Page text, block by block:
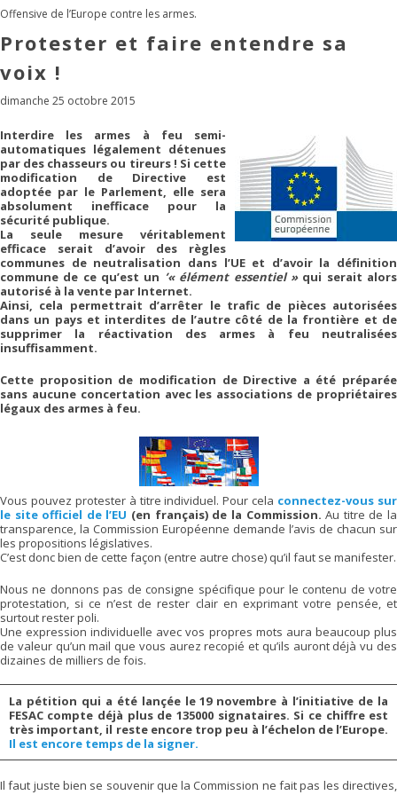
Offensive de l’Europe contre les armes.
Protester et faire entendre sa
voix !
dimanche 25 octobre 2015
Interdire les armes à feu semi-
automatiques légalement détenues
par des chasseurs ou tireurs ! Si cette
modification de Directive est
adoptée par le Parlement, elle sera
absolument inefficace pour la
sécurité publique.
La seule mesure véritablement
efficace serait d’avoir des règles
communes de neutralisation dans l’UE et d’avoir la définition
commune de ce qu’est un ’« élément essentiel »qui serait alors
autorisé à la vente par Internet.
Ainsi, cela permettrait d’arrêter le trafic de pièces autorisées
dans un pays et interdites de l’autre côté de la frontière et de
supprimer la réactivation des armes à feu neutralisées
insuffisamment.
Cette proposition de modification de Directive a été préparée
sans aucune concertation avec les associations de propriétaires
légaux des armes à feu.
Vous pouvez protester à titre individuel. Pour cela connectez-vous sur
le site officiel de l’EU (en français) de la Commission. Au titre de la
transparence, la Commission Européenne demande l’avis de chacun sur
les propositions législatives.
C’est donc bien de cette façon (entre autre chose) qu’il faut se manifester.
Nous ne donnons pas de consigne spécifique pour le contenu de votre
protestation, si ce n’est de rester clair en exprimant votre pensée, et
surtout rester poli.
Une expression individuelle avec vos propres mots aura beaucoup plus
de valeur qu’un mail que vous aurez recopié et qu’ils auront déjà vu des
dizaines de milliers de fois.
La pétition qui a été lançée le 19 novembre à l’initiative de la
FESAC compte déjà plus de 135000 signataires. Si ce chiffre est
très important, il reste encore trop peu à l’échelon de l’Europe.
Il est encore temps de la signer.
Il faut juste bien se souvenir que la Commission ne fait pas les directives,